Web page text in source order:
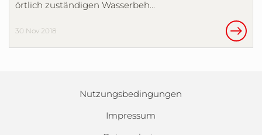
örtlich zuständigen Wasserbeh…
30 Nov 2018
Nutzungsbedingungen
Impressum